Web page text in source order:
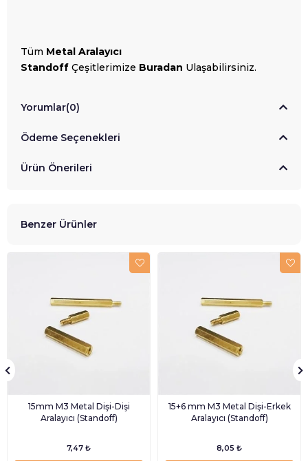
Tüm Metal Aralayıcı
Standoff Çeşitlerimize Buradan Ulaşabilirsiniz.
Yorumlar(0)
Ödeme Seçenekleri
Ürün Önerileri
Benzer Ürünler
15mm M3 Metal Dişi-Dişi
Aralayıcı (Standoff)
7,47 ₺
15+6 mm M3 Metal Dişi-Erkek
Aralayıcı (Standoff)
8,05 ₺